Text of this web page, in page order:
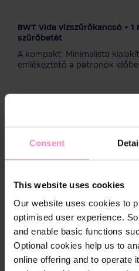
Consent
This website uses cookies
Our website uses cookies to
optimised user experience.
and enable basic functions
Optional cookies help us to
online offering and to operate
Színválaszték
BWT Vida vízszűrőkancsó + 1
szűrőbetét
A kompakt: Minimalista
emlékeztető a patronok